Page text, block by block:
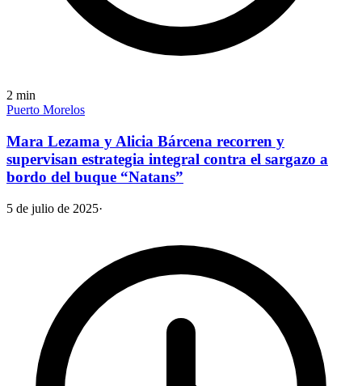
2 min
Puerto Morelos
Mara Lezama y Alicia Bárcena recorren y
supervisan estrategia integral contra el sargazo a
bordo del buque “Natans”
5 de julio de 2025·